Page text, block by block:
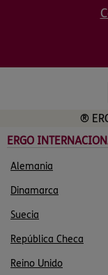
®
ERGO
Alemania
Dinamarca
Suecia
República Checa
Reino Unido